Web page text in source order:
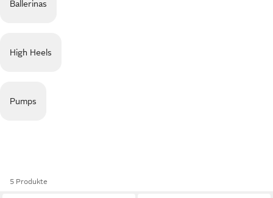
Ballerinas
High Heels
Pumps
5 Produkte